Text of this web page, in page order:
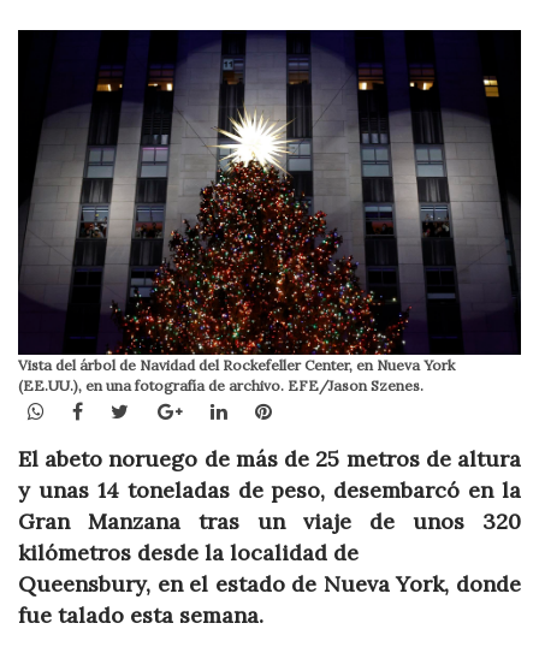
Vista del árbol de Navidad del Rockefeller Center, en Nueva York
(EE.UU.), en una fotografía de archivo. EFE/Jason Szenes.
WhatsApp
Facebook
TwitterGoogle+LinkedInPinterest
El abeto noruego de más de 25 metros de altura
y unas 14 toneladas de peso, desembarcó en la
Gran Manzana tras un viaje de unos 320
kilómetros desde la localidad de
Queensbury, en el estado de Nueva York, donde
fue talado esta semana.